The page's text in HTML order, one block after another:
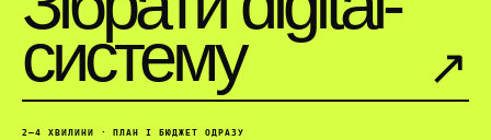
систему ↗︎
2–4 ХВИЛИНИ · ПЛАН І БЮДЖЕТ ОДРАЗУ